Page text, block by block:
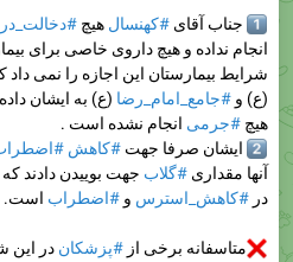
جناب آقای#کهنسال هیچ
انجام نداده و هیچ داروی خاصی برای
شرایط بیمارستان این اجازه را نمی داد
(ع) و #جامع_امام_رضا (ع) به ایشان
هیچ #جرمی انجام نشده است .
ایشان صرفا جهت#کاهش
آنها مقداری #گلاب جهت بوییدن دادند که
در #کاهش_استرس و #اضطراب است.
متاسفانه برخی از#پزشکان در